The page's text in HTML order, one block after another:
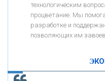
«АВТОГРАДБАНК»
ОНАС
К ак Система
технологическим
процветание. Мы
разработке и
позволяющих им